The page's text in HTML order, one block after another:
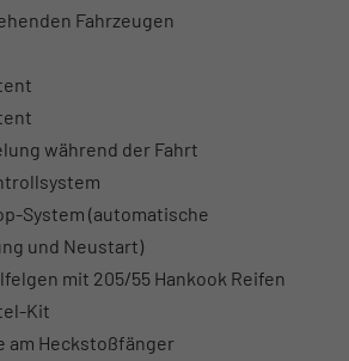
Fahrzeugen
während der Fahrt
System (automatische
und Neustart)
mit 205/55 Hankook Reifen
Kit
am Heckstoßfänger